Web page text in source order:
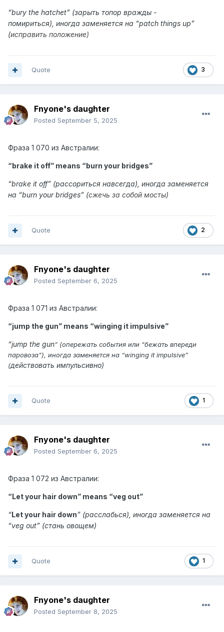
“bury the hatchet” (зарыть топор вражды -
помириться), иногда заменяется на “patch things up”
(исправить положение)
3
Quote
Fnyone's daughter
Posted September 5, 2025
Фраза 1 070 из Австралии:
“brake it off” means “burn your bridges”
“brake it off” (рассориться навсегда), иногда заменяется
на “burn your bridges” (сжечь за собой мосты)
2
Quote
Fnyone's daughter
Posted September 6, 2025
Фраза 1 071 из Австралии:
“jump the gun” means “winging it impulsive”
“jump the gun” (опережать события или "бежать впереди
паровоза"), иногда заменяется на “winging it impulsive”
(действовать импульсивно)
1
Quote
Fnyone's daughter
Posted September 6, 2025
Фраза 1 072 из Австралии:
“Let your hair down” means “veg out”
“Let your hair down” (расслабься), иногда заменяется на
“veg out” (стань овощем)
1
Quote
Fnyone's daughter
Posted September 8, 2025